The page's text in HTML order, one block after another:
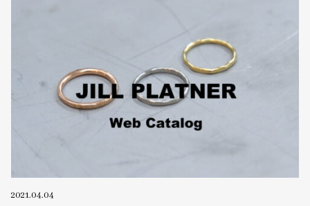
2021.04.04